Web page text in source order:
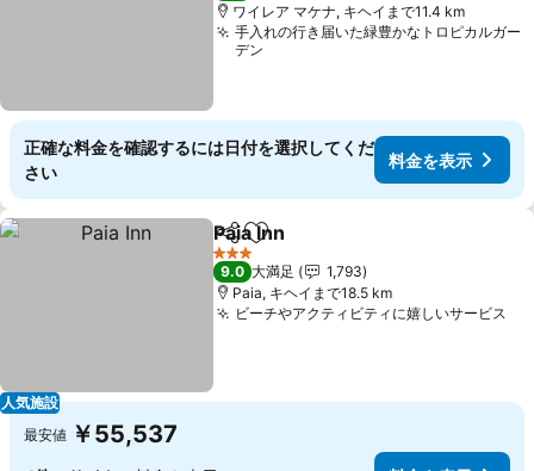
ワイレア マケナ, キヘイまで11.4 km
手入れの行き届いた緑豊かなトロピカルガー
デン
正確な料金を確認するには日付を選択してくだ
さい
料金を表示
人気施設
シェアお気に入りに追加
Paia Inn
3 ホテルのランク
9.0 大満足
1,793
Paia, キヘイまで18.5 km
ビーチやアクティビティに嬉しいサービス
最安値 ￥55,537